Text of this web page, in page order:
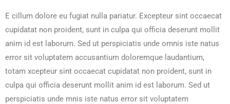
E cillum dolore eu fugiat nulla pariatur. Excepteur sint occaecat
cupidatat non proident, sunt in culpa qui officia deserunt mollit
anim id est laborum. Sed ut perspiciatis unde omnis iste natus
error sit voluptatem accusantium doloremque laudantium,
totam xcepteur sint occaecat cupidatat non proident, sunt in
culpa qui officia deserunt mollit anim id est laborum. Sed ut
perspiciatis unde mnis iste natus error sit voluptatem